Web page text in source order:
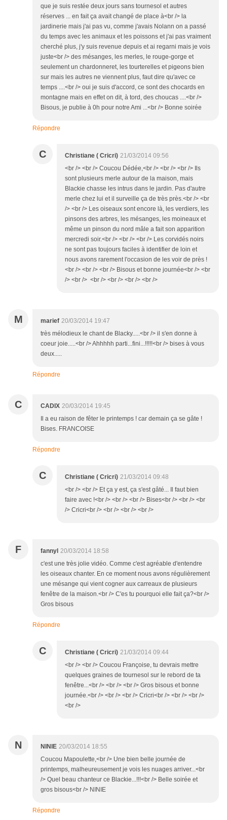
que je suis restée deux jours sans tournesol et autres
réserves ... en fait ça avait changé de place à<br /> la
jardinerie mais j'ai pas vu, comme j'avais Nolann on a passé
du temps avec les animaux et les poissons et j'ai pas vraiment
cherché plus, j'y suis revenue depuis et ai regarni mais je vois
juste<br /> des mésanges, les merles, le rouge-gorge et
seulement un chardonneret, les tourterelles et pigeons bien
sur mais les autres ne viennent plus, faut dire qu'avec ce
temps ....<br /> oui je suis d'accord, ce sont des chocards en
montagne mais en effet on dit, à tord, des choucas ....<br />
Bisous, je publie à 0h pour notre Ami ...<br /> Bonne soirée
Répondre
C Christiane ( Cricri) 21/03/2014 09:56
<br /> <br /> Coucou Dédée,<br /> <br /> <br /> Ils
sont plusieurs merle autour de la maison, mais
Blackie chasse les intrus dans le jardin. Pas d'autre
merle chez lui et il surveille ça de très près.<br /> <br
/> <br /> Les oiseaux sont encore là, les verdiers, les
pinsons des arbres, les mésanges, les moineaux et
même un pinson du nord mâle a fait son apparition
mercredi soir.<br /> <br /> <br /> Les corvidés noirs
ne sont pas toujours faciles à identifier de loin et
nous avons rarement l'occasion de les voir de près !
<br /> <br /> <br /> Bisous et bonne journée<br /> <br
/> <br /> <br /> <br /> <br /> <br />
M marief 20/03/2014 19:47
très mélodieux le chant de Blacky.....<br /> il s'en donne à
coeur joie.....<br /> Ahhhhh parti...fini...!!!!!<br /> bises à vous
deux.....
Répondre
C CADIX 20/03/2014 19:45
Il a eu raison de fêter le printemps ! car demain ça se gâte !
Bises. FRANCOISE
Répondre
C Christiane ( Cricri) 21/03/2014 09:48
<br /> <br /> Et ça y est, ça s'est gâté... Il faut bien
faire avec !<br /> <br /> <br /> Bises<br /> <br /> <br
/> Cricri<br /> <br /> <br /> <br />
F fannyl 20/03/2014 18:58
c'est une très jolie vidéo. Comme c'est agréable d'entendre
les oiseaux chanter. En ce moment nous avons régulièrement
une mésange qui vient cogner aux carreaux de plusieurs
fenêtre de la maison.<br /> C'es tu pourquoi elle fait ça?<br />
Gros bisous
Répondre
C Christiane ( Cricri) 21/03/2014 09:44
<br /> <br /> Coucou Françoise, tu devrais mettre
quelques graines de tournesol sur le rebord de ta
fenêtre...<br /> <br /> <br /> Gros bisous et bonne
journée.<br /> <br /> <br /> Cricri<br /> <br /> <br />
<br />
N NINIE 20/03/2014 18:55
Coucou Mapoulette,<br /> Une bien belle journée de
printemps, malheureusement je vois les nuages arriver...<br
/> Quel beau chanteur ce Blackie...!!!<br /> Belle soirée et
gros bisous<br /> NINIE
Répondre